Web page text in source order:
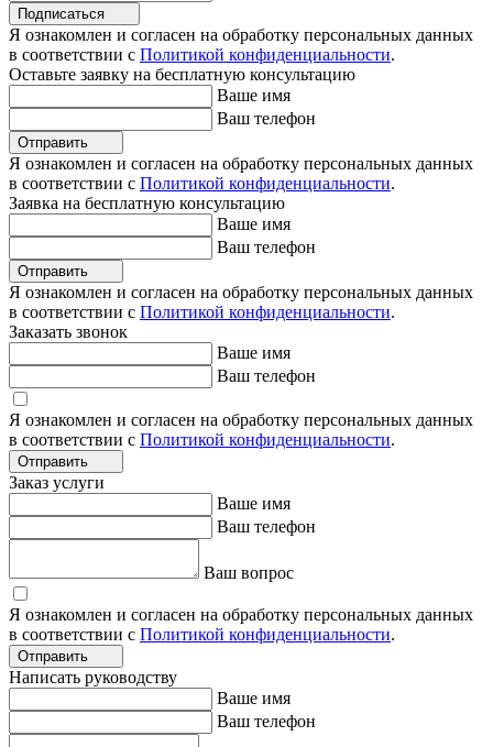
Подписаться
Я ознакомлен и согласен на обработку персональных данных
в соответствии с Политикой конфиденциальности.
Оставьте заявку на бесплатную консультацию
Ваше имя
Ваш телефон
Отправить
Я ознакомлен и согласен на обработку персональных данных
в соответствии с Политикой конфиденциальности.
Заявка на бесплатную консультацию
Ваше имя
Ваш телефон
Отправить
Я ознакомлен и согласен на обработку персональных данных
в соответствии с Политикой конфиденциальности.
Заказать звонок
Ваше имя
Ваш телефон
Я ознакомлен и согласен на обработку персональных данных
в соответствии с Политикой конфиденциальности.
Отправить
Заказ услуги
Ваше имя
Ваш телефон
Ваш вопрос
Я ознакомлен и согласен на обработку персональных данных
в соответствии с Политикой конфиденциальности.
Отправить
Написать руководству
Ваше имя
Ваш телефон